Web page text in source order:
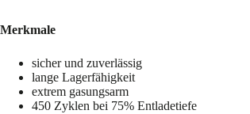
Merkmale
sicher und zuverlässig
lange Lagerfähigkeit
extrem gasungsarm
450 Zyklen bei 75% Entladetiefe